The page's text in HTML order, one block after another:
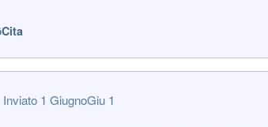
Cita
Inviato 1 GiugnoGiu 1